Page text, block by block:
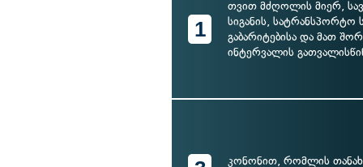
1
თვით მძღოლის მიერ,
სიგანის, სატრანსპორტო
გაბარიტებისა და მათ
ინტერვალის
კონონით, რომლის